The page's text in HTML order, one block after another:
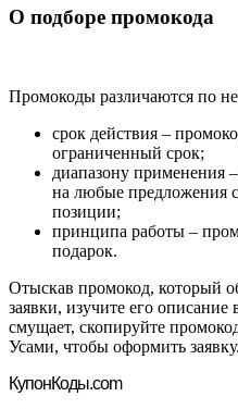
О подборе промокода
Промокоды различаются по
срок действия –
ограниченный срок;
диапазону применения
на любые предложения
позиции;
принципа работы –
подарок.
Отыскав промокод, который
заявки, изучите его
смущает, скопируйте
Усами, чтобы оформить заявку.
КупонКоды.com